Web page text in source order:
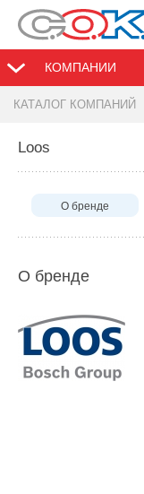
КОМПАНИИ
КАТАЛОГ КОМПАНИЙ
Loos
О бренде
О бренде